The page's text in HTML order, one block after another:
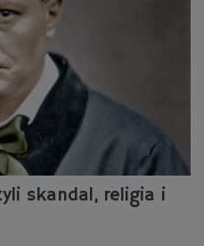
skandal, religia i